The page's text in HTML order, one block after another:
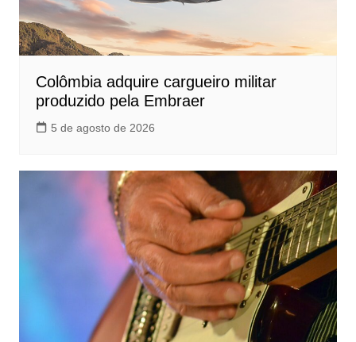
Colômbia adquire cargueiro militar
produzido pela Embraer
5 de agosto de 2026